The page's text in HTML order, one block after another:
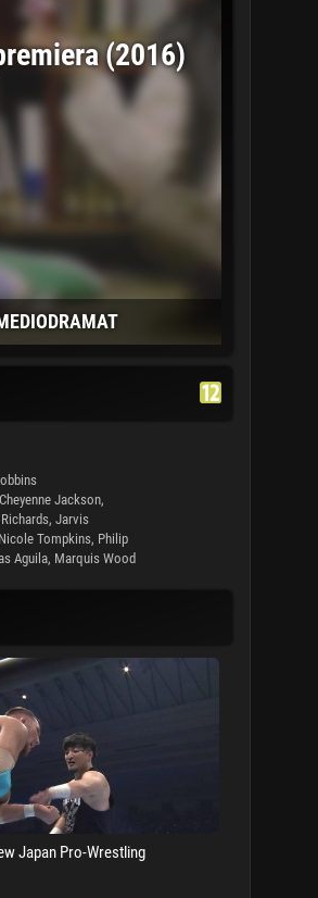
(2016)
Cheyenne Jackson,
Jarvis
Nicole Tompkins, Philip
Aguila, Marquis Wood
Japan Pro-Wrestling